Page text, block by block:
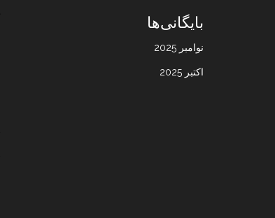
بایگانی‌ها
نوامبر 2025
اکتبر 2025